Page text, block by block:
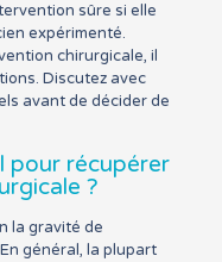
sûre si elle
expérimenté.
chirurgicale, il
Discutez avec
avant de décider de
pour récupérer
?
la gravité de
général, la plupart